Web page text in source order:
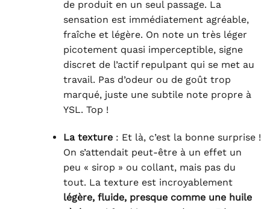
de produit en un seul passage. La
sensation est immédiatement agréable,
fraîche et légère. On note un très léger
picotement quasi imperceptible, signe
discret de l’actif repulpant qui se met au
travail. Pas d’odeur ou de goût trop
marqué, juste une subtile note propre à
YSL. Top !
La texture: Et là, c’est la bonne surprise !
On s’attendait peut-être à un effet un
peu « sirop » ou collant, mais pas du
tout. La texture est incroyablement
légère, fluide, presque comme une huile